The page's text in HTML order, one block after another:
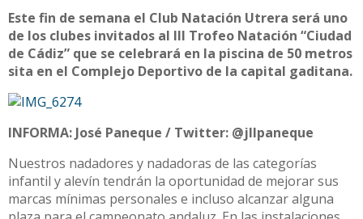
Este fin de semana el Club Natación Utrera será uno
de los clubes invitados al III Trofeo Natación “Ciudad
de Cádiz” que se celebrará en la piscina de 50 metros
sita en el Complejo Deportivo de la capital gaditana.
INFORMA: José Paneque / Twitter: @jllpaneque
Nuestros nadadores y nadadoras de las categorías
infantil y alevín tendrán la oportunidad de mejorar sus
marcas mínimas personales e incluso alcanzar alguna